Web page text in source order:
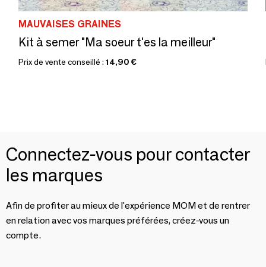
MAUVAISES GRAINES
Kit à semer "Ma soeur t'es la meilleur"
Prix de vente conseillé : 14,90 €
Connectez-vous pour contacter
les marques
Afin de profiter au mieux de l'expérience MOM et de rentrer
en relation avec vos marques préférées, créez-vous un
compte.